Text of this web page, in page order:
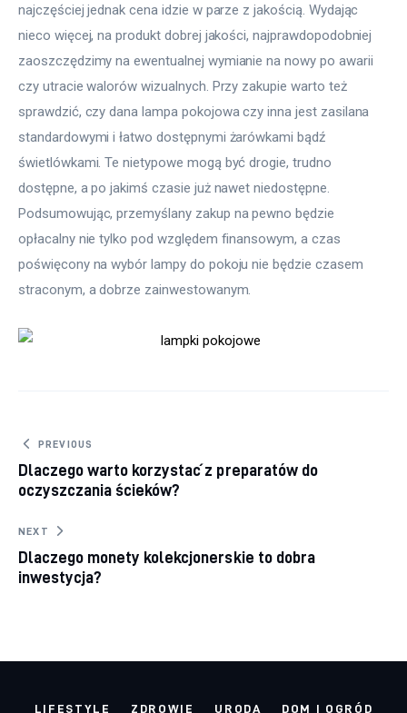
najczęściej jednak cena idzie w parze z jakością. Wydając
nieco więcej, na produkt dobrej jakości, najprawdopodobniej
zaoszczędzimy na ewentualnej wymianie na nowy po awarii
czy utracie walorów wizualnych. Przy zakupie warto też
sprawdzić, czy dana lampa pokojowa czy inna jest zasilana
standardowymi i łatwo dostępnymi żarówkami bądź
świetlówkami. Te nietypowe mogą być drogie, trudno
dostępne, a po jakimś czasie już nawet niedostępne.
Podsumowując, przemyślany zakup na pewno będzie
opłacalny nie tylko pod względem finansowym, a czas
poświęcony na wybór lampy do pokoju nie będzie czasem
straconym, a dobrze zainwestowanym.
Nawigacja
wpisu
PREVIOUS
Dlaczego warto korzystać z preparatów do
oczyszczania ścieków?
NEXT
Dlaczego monety kolekcjonerskie to dobra
inwestycja?
LIFESTYLE ZDROWIE URODA DOM I OGRÓD